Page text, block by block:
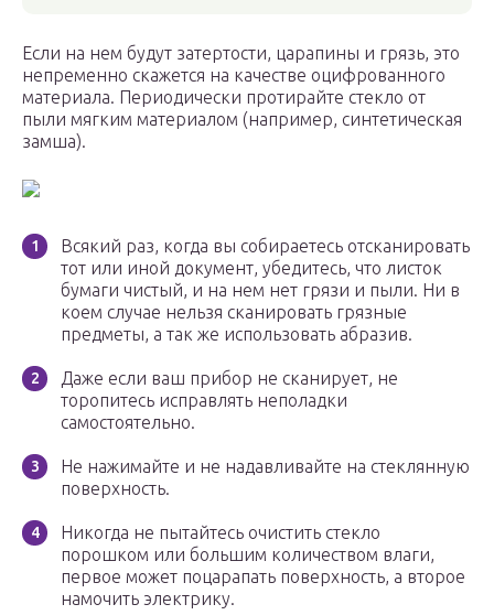
Если на нем будут затертости, царапины и грязь, это
непременно скажется на качестве оцифрованного
материала. Периодически протирайте стекло от
пыли мягким материалом (например, синтетическая
замша).
Всякий раз, когда вы собираетесь отсканировать
тот или иной документ, убедитесь, что листок
бумаги чистый, и на нем нет грязи и пыли. Ни в
коем случае нельзя сканировать грязные
предметы, а так же использовать абразив.
Даже если ваш прибор не сканирует, не
торопитесь исправлять неполадки
самостоятельно.
Не нажимайте и не надавливайте на стеклянную
поверхность.
Никогда не пытайтесь очистить стекло
порошком или большим количеством влаги,
первое может поцарапать поверхность, а второе
намочить электрику.